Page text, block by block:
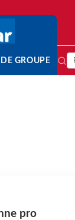
GROUPE
pro